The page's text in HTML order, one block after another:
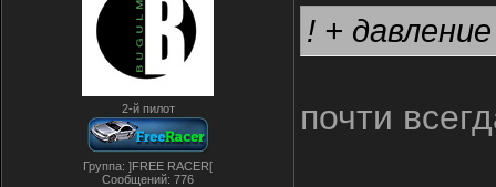
2-й пилот
Группа: ]FREE RACER[
Сообщений: 776
! +
почти